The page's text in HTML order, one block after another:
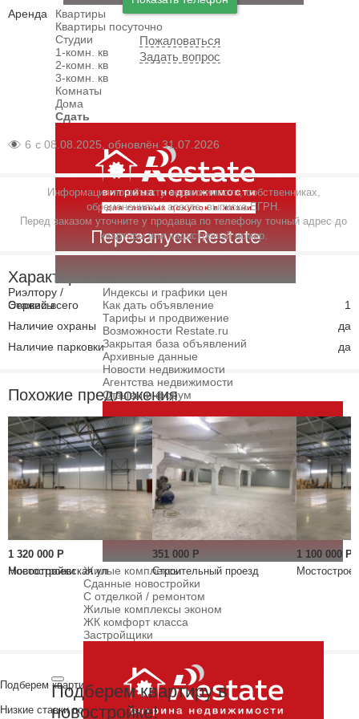
Аренда
Квартиры
Квартиры посуточно
Студии
1-комн. кв
2-комн. кв
3-комн. кв
Комнаты
Дома
Сдать
Риэлтору /
Сервисы
Индексы и графики цен
Как дать объявление
Тарифы и продвижение
Возможности Restate.ru
Закрытая база объявлений
Архивные данные
Новости недвижимости
Агентства недвижимости
Отзывы и форум
Новостройки
Жилые комплексы
Сданные новостройки
С отделкой / ремонтом
Жилые комплексы эконом
ЖК комфорт класса
Застройщики
Пожаловаться
Задать вопрос
6 с 08.08.2025, обновлён 31.07.2026
Информация по объекту недвижимости, собственниках,
обременениях и аресте, выписка ЕГРН.
Перед заказом уточните у продавца по телефону точный адрес до
квартиры или кадастровый номер.
Характеристики
Этажей всего
1
Наличие охраны
да
Наличие парковки
да
Похожие предложения
1 320 000 Р
Мостостроевская ул
351 000 Р
Строительный проезд
1 100 000 Р
Подберем квартиру в новостройке!
Низкие ставки по ипотеке с ежемесячным платежом ниже аренды
Подберем квартиру в
новостройке!